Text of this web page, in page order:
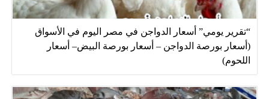
“تقرير يومي” أسعار الدواجن في مصر اليوم في الأسواق
(أسعار بورصة الدواجن – أسعار بورصة البيض– أسعار
اللحوم)